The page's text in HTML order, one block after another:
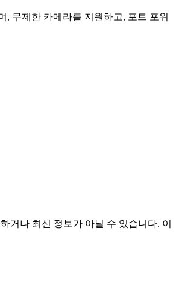
무제한 카메라를 지원하고, 포트 포워
거나 최신 정보가 아닐 수 있습니다. 이